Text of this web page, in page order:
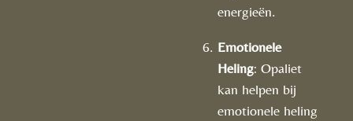
energieën.
Emotionele
Heling: Opaliet
kan helpen bij
emotionele heling